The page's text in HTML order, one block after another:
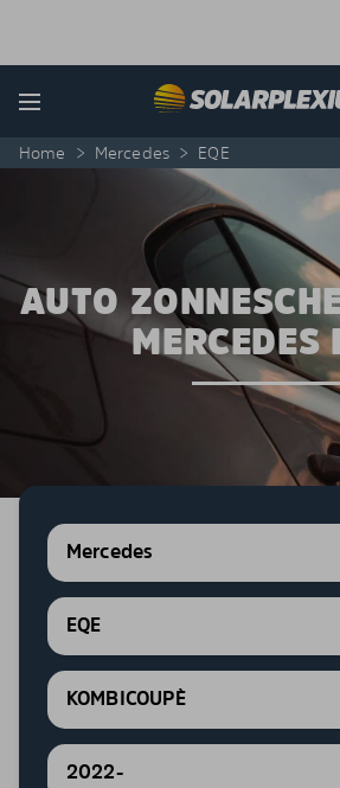
Menu
Home > Mercedes > EQE
AUTO
MERCEDES
Mercedes
EQE
KOMBICOUPÈ
2022-